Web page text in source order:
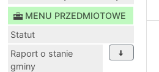
MENU PRZEDMIOTOWE
Statut
Raport o stanie
gminy